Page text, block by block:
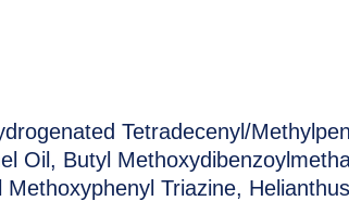
Tetradecenyl/
Oil, Butyl
Triazine,